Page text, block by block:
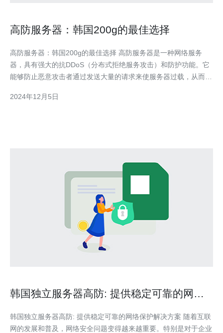
高防服务器：韩国200g的最佳选择
高防服务器：韩国200g的最佳选择 高防服务器是一种网络服务
器，具有强大的抗DDoS（分布式拒绝服务攻击）和防护功能。它
能够防止恶意攻击者通过发送大量的请求来使服务器过载，从而保
之一，在互联网基础设施和网络安全方面具有显著优势。韩国
2024年12月5日
韩国独立服务器高防: 提供稳定可靠的网络
韩国独立服务器高防: 提供稳定可靠的网络保护解决方案 随着互联
网的发展和普及，网络安全问题变得越来越重要。特别是对于企业